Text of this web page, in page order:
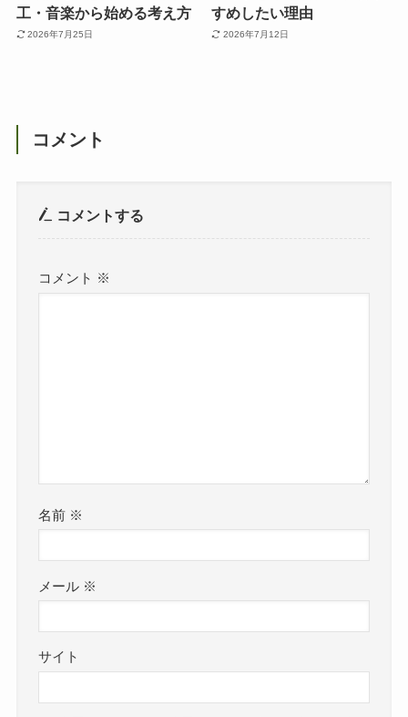
工・音楽から始める考え方
2026年7月25日
すめしたい理由
2026年7月12日
コメント
コメントする
コメント ※
名前 ※
メール ※
サイト